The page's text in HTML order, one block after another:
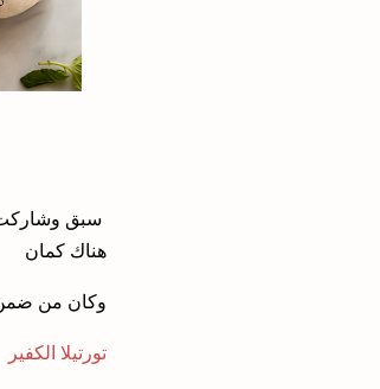
سبق وشاركت
هناك كمان
وكان من
تورتيلا الكفير